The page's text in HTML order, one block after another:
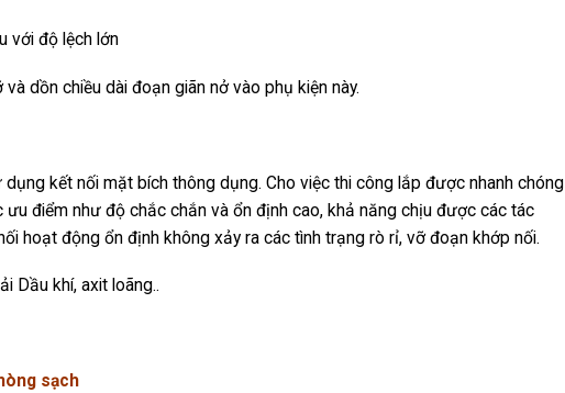
với độ lệch lớn
dồn chiều dài đoạn giãn nở vào phụ kiện này.
kết nối mặt bích thông dụng. Cho việc thi công lắp được nhanh chóng
điểm như độ chắc chắn và ổn định cao, khả năng chịu được các tác
hoạt động ổn định không xảy ra các tình trạng rò rỉ, vỡ đoạn khớp nối.
Dầu khí, axit loãng..
sạch